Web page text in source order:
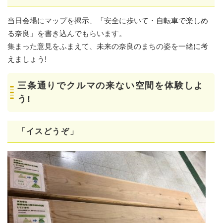
当日会場にマップを掲示、「安全に歩いて・自転車で楽しめ
る奈良」を書き込んでもらいます。
集まった意見をふまえて、未来の奈良のまちの姿を一緒に考
えましょう!
三条通りでクルマの来ない空間を体験しよ
う!
「イスどうぞ」